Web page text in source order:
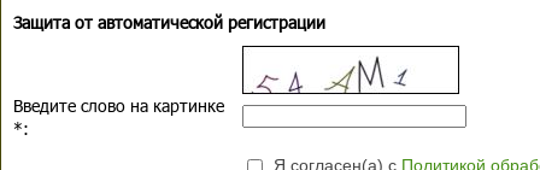
Защита от автоматической регистрации
Введите слово на картинке
*:
Я согласен(а) с Политикой